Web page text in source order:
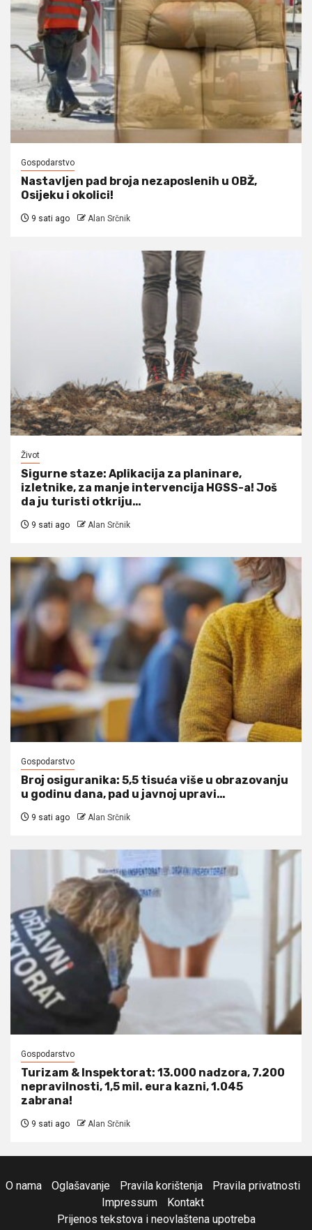
Gospodarstvo
Nastavljen pad broja nezaposlenih u OBŽ,
Osijeku i okolici!
9 sati ago Alan Srčnik
Život
Sigurne staze: Aplikacija za planinare,
izletnike, za manje intervencija HGSS-a! Još
da ju turisti otkriju…
9 sati ago Alan Srčnik
Gospodarstvo
Broj osiguranika: 5,5 tisuća više u obrazovanju
u godinu dana, pad u javnoj upravi…
9 sati ago Alan Srčnik
Gospodarstvo
Turizam & Inspektorat: 13.000 nadzora, 7.200
nepravilnosti, 1,5 mil. eura kazni, 1.045
zabrana!
9 sati ago Alan Srčnik
O nama Oglašavanje Pravila korištenja
Pravila privatnosti
Impressum
Kontakt
Prijenos tekstova i neovlaštena upotreba